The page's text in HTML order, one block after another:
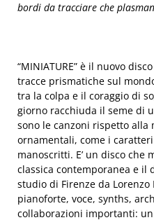
bordi da tracciare che
“MINIATURE” è il nuovo
tracce prismatiche sul
tra la colpa e il coraggio di
giorno racchiuda il seme di
sono le canzoni rispetto
ornamentali, come i
manoscritti. E’ un disco che
classica contemporanea e il
studio di Firenze da
pianoforte, voce, synths,
collaborazioni importanti: